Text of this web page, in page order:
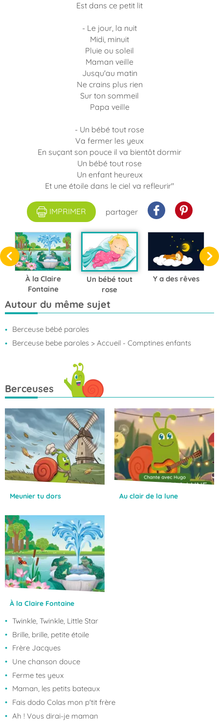
Est dans ce petit lit
- Le jour, la nuit
Midi, minuit
Pluie ou soleil
Maman veille
Jusqu'au matin
Ne crains plus rien
Sur ton sommeil
Papa veille
- Un bébé tout rose
Va fermer les yeux
En suçant son pouce il va bientôt dormir
Un bébé tout rose
Un enfant heureux
Et une étoile dans le ciel va refleurir"
IMPRIMER partager
À la Claire
Fontaine
Un bébé tout
rose
Y a des rêves
Autour du même sujet
Berceuse bébé paroles
Berceuse bebe paroles > Accueil - Comptines enfants
Berceuses
Meunier tu dors Au clair de la lune
À la Claire Fontaine
Twinkle, Twinkle, Little Star
Brille, brille, petite étoile
Frère Jacques
Une chanson douce
Ferme tes yeux
Maman, les petits bateaux
Fais dodo Colas mon p'tit frère
Ah ! Vous dirai-je maman